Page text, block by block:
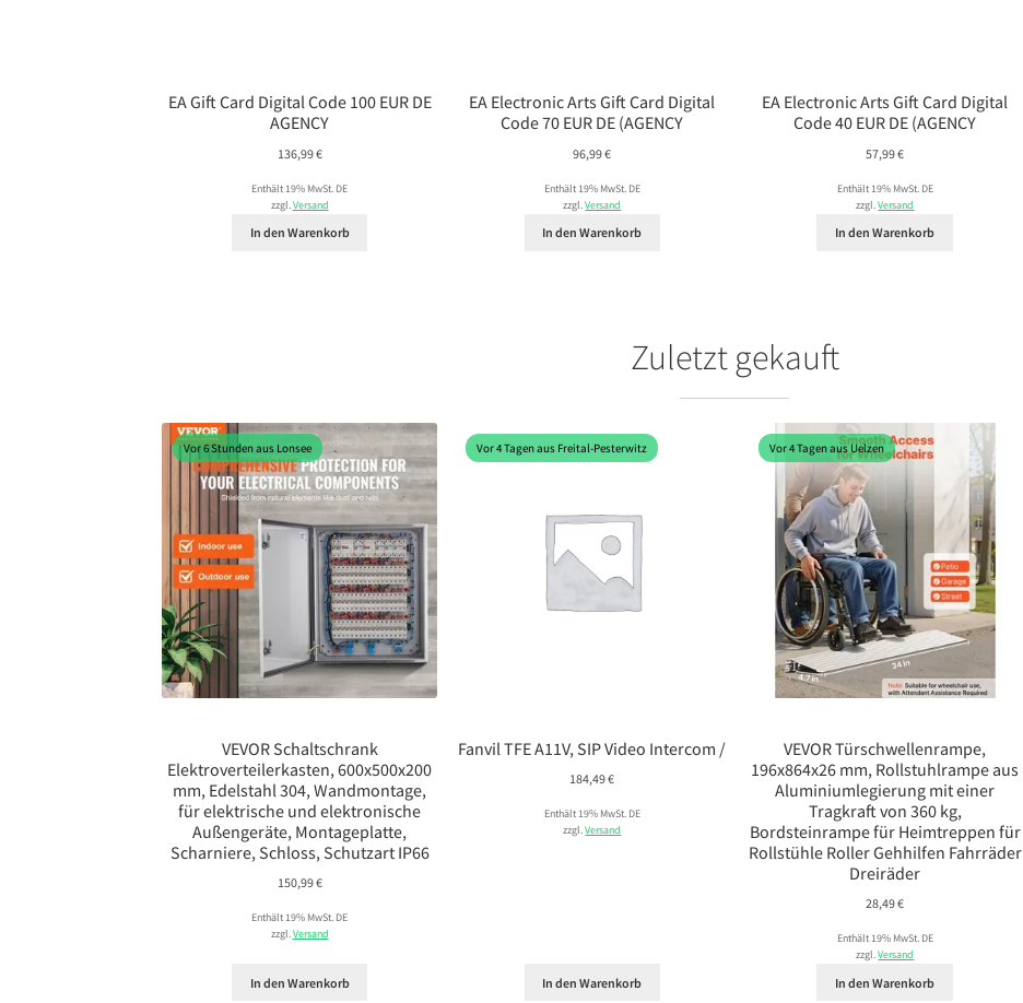
EA Gift Card Digital Code 100 EUR DE
AGENCY
136,99€
Enthält 19% MwSt. DE
zzgl.Versand
In den Warenkorb
EA Electronic Arts Gift Card Digital
Code 70 EUR DE (AGENCY
96,99€
Enthält 19% MwSt. DE
zzgl.Versand
In den Warenkorb
EA Electronic Arts Gift Card Digital
Code 40 EUR DE (AGENCY
57,99€
Enthält 19% MwSt. DE
zzgl.Versand
In den Warenkorb
Zuletzt gekauft
Vor 6 Stunden aus Lonsee
VEVOR Schaltschrank
Elektroverteilerkasten, 600x500x200
mm, Edelstahl 304, Wandmontage,
für elektrische und elektronische
Außengeräte, Montageplatte,
Scharniere, Schloss, Schutzart IP66
150,99€
Enthält 19% MwSt. DE
zzgl.Versand
In den Warenkorb
Vor 4 Tagen aus Freital-Pesterwitz
Fanvil TFE A11V, SIP Video Intercom /
184,49€
Enthält 19% MwSt. DE
zzgl.Versand
In den Warenkorb
Vor 4 Tagen aus Uelzen
VEVOR Türschwellenrampe,
196x864x26 mm, Rollstuhlrampe aus
Aluminiumlegierung mit einer
Tragkraft von 360 kg,
Bordsteinrampe für Heimtreppen für
Rollstühle Roller Gehhilfen Fahrräder
Dreiräder
28,49€
Enthält 19% MwSt. DE
zzgl.Versand
In den Warenkorb